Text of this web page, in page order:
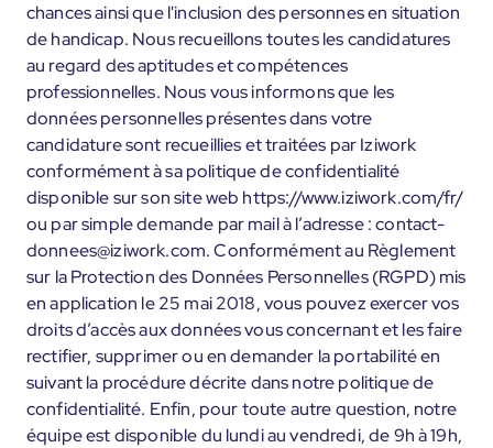
chances ainsi que l'inclusion des personnes en situation
de handicap. Nous recueillons toutes les candidatures
au regard des aptitudes et compétences
professionnelles. Nous vous informons que les
données personnelles présentes dans votre
candidature sont recueillies et traitées par Iziwork
conformément à sa politique de confidentialité
disponible sur son site web https://www.iziwork.com/fr/
ou par simple demande par mail à l’adresse : contact-
donnees@iziwork.com. Conformément au Règlement
sur la Protection des Données Personnelles (RGPD) mis
en application le 25 mai 2018, vous pouvez exercer vos
droits d’accès aux données vous concernant et les faire
rectifier, supprimer ou en demander la portabilité en
suivant la procédure décrite dans notre politique de
confidentialité. Enfin, pour toute autre question, notre
équipe est disponible du lundi au vendredi, de 9h à 19h,